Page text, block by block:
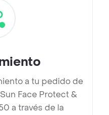
a tu pedido de
Face Protect &
a través de la